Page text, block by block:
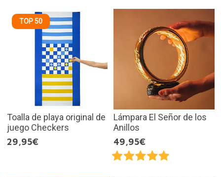
TOP 50
Toalla de playa original de
juego Checkers
29,95€
Lámpara El Señor de los
Anillos
49,95€